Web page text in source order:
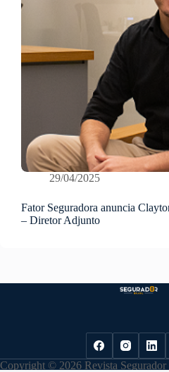
29/04/2025
Fator Seguradora anuncia
– Diretor Adjunto
Copyright © 2026 Revista Segurador